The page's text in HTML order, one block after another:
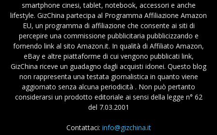
smartphone cinesi, tablet, notebook, accessori e anche
lifestyle. GizChina partecipa al Programma Affiliazione Amazon
EU, un programma di affiliazione che consente ai siti di
percepire una commissione pubblicitaria pubblicizzando e
fornendo link al sito Amazon.it. In qualità di Affiliato Amazon,
eBay e altre piattaforme di cui vengono pubblicati link,
GizChina riceve un guadagno dagli acquisti idonei. Questo blog
non rappresenta una testata giornalistica in quanto viene
aggiornato senza alcuna periodicità . Non può pertanto
considerarsi un prodotto editoriale ai sensi della legge n° 62
del 7.03.2001
Contattaci: info@gizchina.it